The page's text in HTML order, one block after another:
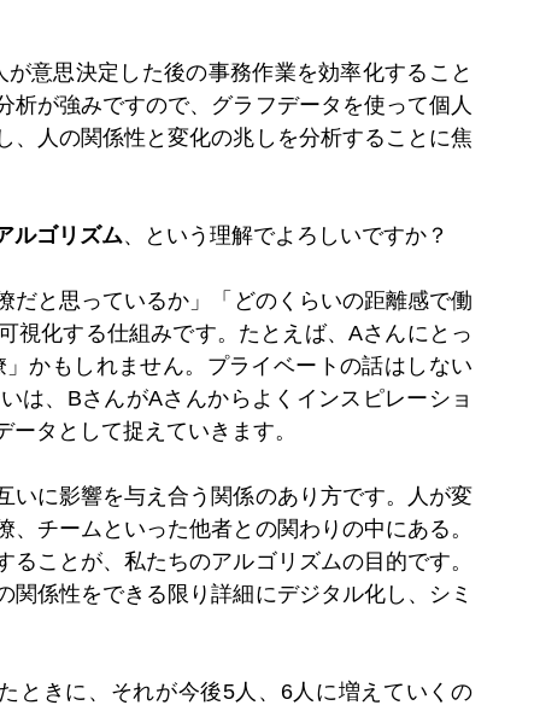
意思決定した後の事務作業を効率化すること
が強みですので、グラフデータを使って個人
、人の関係性と変化の兆しを分析することに焦
ルゴリズム、という理解でよろしいですか？
だと思っているか」「どのくらいの距離感で働
視化する仕組みです。たとえば、Aさんにとっ
かもしれません。プライベートの話はしない
は、BさんがAさんからよくインスピレーショ
タとして捉えていきます。
いに影響を与え合う関係のあり方です。人が変
チームといった他者との関わりの中にある。
ことが、私たちのアルゴリズムの目的です。
係性をできる限り詳細にデジタル化し、シミ
ときに、それが今後5人、6人に増えていくの